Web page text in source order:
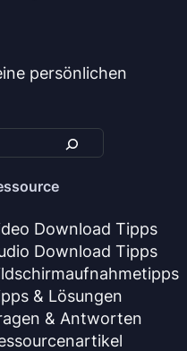
persönlichen
Download Tipps
Download Tipps
& Lösungen
& Antworten